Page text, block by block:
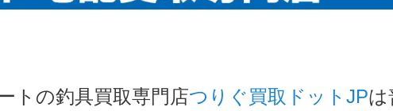
トの釣具買取専門店つりぐ買取ドットJPは